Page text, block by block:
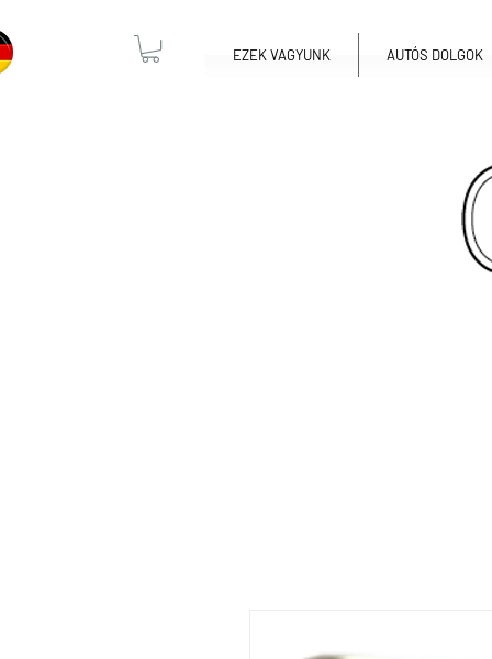
EZEK VAGYUNK AUTÓS DOLGOK